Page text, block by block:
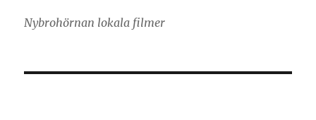
Nybrohörnan lokala filmer